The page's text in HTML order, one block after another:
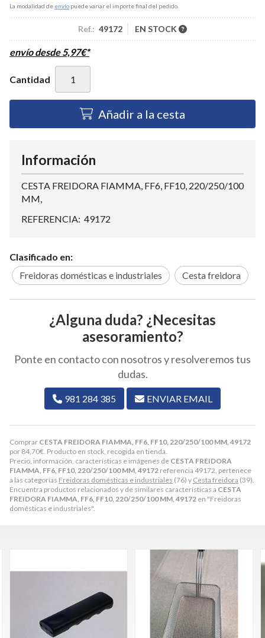
La modalidad de envío puede variar el importe final del pedido.
Ref.: 49172 EN STOCK
envío desde5,97€*
Cantidad
Añadir a la cesta
Comprar CESTA FREIDORA FIAMMA, FF6, FF10, 220/250/100 MM, 49172
por 84,70€ . Producto en stock, recogida en tienda.
Precio, información, características e imágenes de CESTA FREIDORA
FIAMMA, FF6, FF10, 220/250/100 MM, 49172 referencia 49172, pertenece
a las categorías Freidoras domésticas e industriales (76) y Cesta freidora (39).
Encuentra productos relacionados y de similares características a CESTA
FREIDORA FIAMMA, FF6, FF10, 220/250/100 MM, 49172 en "Freidoras
domésticas e industriales".
Información
CESTA FREIDORA FIAMMA, FF6, FF10, 220/250/100
MM,
REFERENCIA: 49172
Clasificado en:
Freidoras domésticas e industriales
Cesta freidora
¿Alguna duda? ¿Necesitas
asesoramiento?
Ponte en contacto con nosotros y resolveremos tus
dudas.
981 284 385 ENVIAR EMAIL